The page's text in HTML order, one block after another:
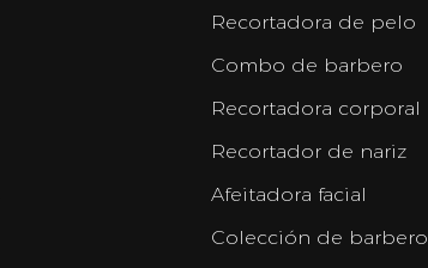
Recortadora de pelo
Combo de barbero
Recortadora corporal
Recortador de nariz
Afeitadora facial
Colección de barbero